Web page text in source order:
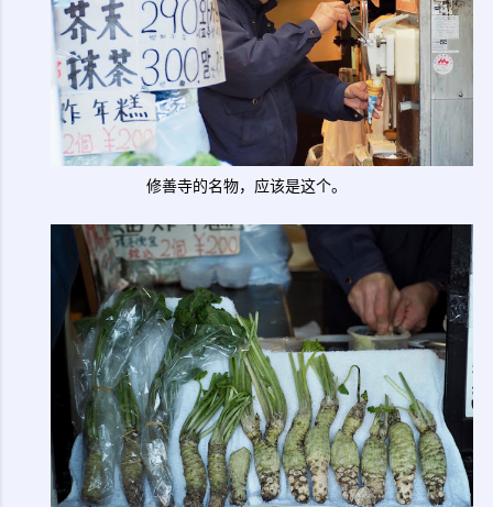
修善寺的名物，应该是这个。